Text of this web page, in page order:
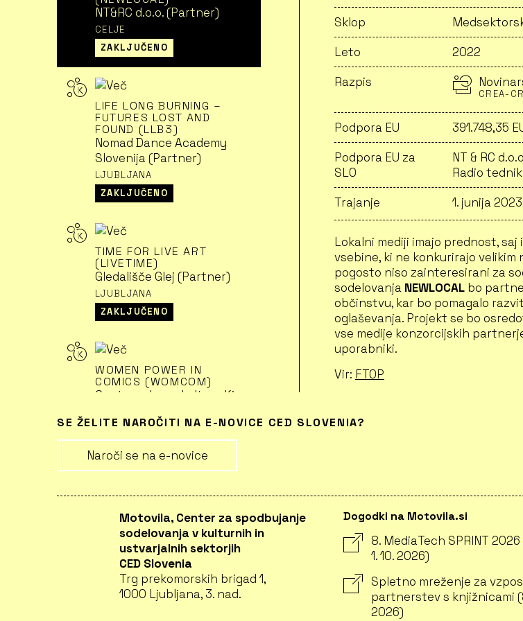
NT&RC d.o.o. (Partner)
CELJE
ZAKLJUČENO
LIFE LONG BURNING –
FUTURES LOST AND
FOUND (LLB3)
Nomad Dance Academy
Slovenija (Partner)
LJUBLJANA
ZAKLJUČENO
TIME FOR LIVE ART
(LIVETIME)
Gledališče Glej (Partner)
LJUBLJANA
ZAKLJUČENO
WOMEN POWER IN
COMICS (WOMCOM)
Center urbane kulture Kino
LJUBLJANA
INTELIGENCA IN
INTERAKTIVNO
OBČINSTVO (MODINA)
Center urbane kulture Kino
Šiška (Partner)
LJUBLJANA
ZAKLJUČENO
Sklop
Leto
2022
Razpis
CREA-
Podpora EU
391.748,35
Podpora EU za
SLO
NT & RC
Radio
Trajanje
1. junija
Lokalni mediji imajo prednost,
vsebine, ki ne konkurirajo velikim
pogosto niso zainteresirani za
sodelovanja NEWLOCAL bo
občinstvu, kar bo pomagalo
oglaševanja. Projekt se bo
vse medije konzorcijskih
uporabniki.
Vir: FTOP
SE ŽELITE NAROČITI NA E-NOVICE CED SLOVENIA?
Naroči se na e-novice
Motovila, Center za spodbujanje
sodelovanja v kulturnih in
ustvarjalnih sektorjih
CED Slovenia
Trg prekomorskih brigad 1,
1000 Ljubljana, 3. nad.
Dogodki na Motovila.si
8. MediaTech SPRINT 2026
1. 10. 2026)
Spletno mreženje za
partnerstev s knjižnicami
2026)